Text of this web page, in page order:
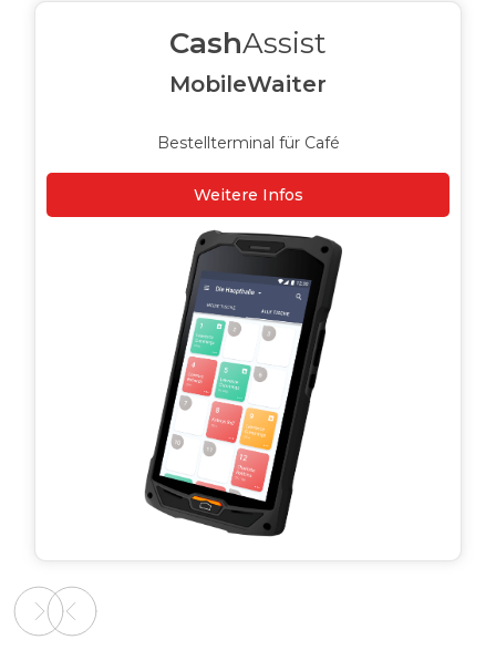
CashAssist
MobileWaiter
Bestellterminal für Café
Weitere Infos
Slide 2 of 2.